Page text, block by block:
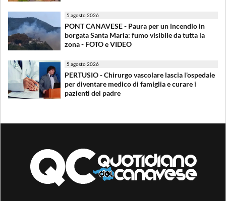
5 agosto 2026
PONT CANAVESE - Paura per un incendio in
borgata Santa Maria: fumo visibile da tutta la
zona - FOTO e VIDEO
5 agosto 2026
PERTUSIO - Chirurgo vascolare lascia l'ospedale
per diventare medico di famiglia e curare i
pazienti del padre